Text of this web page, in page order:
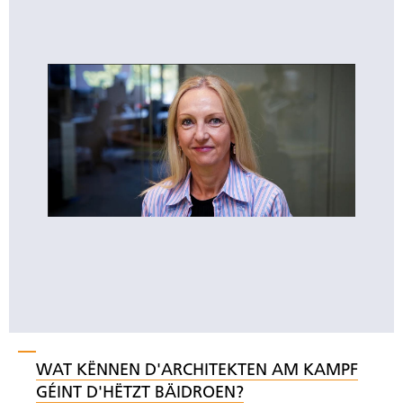
WAT KËNNEN D'ARCHITEKTEN AM KAMPF
GÉINT D'HËTZT BÄIDROEN?